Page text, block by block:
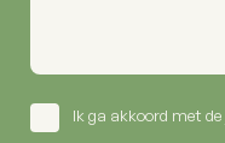
Ik ga akkoord met de